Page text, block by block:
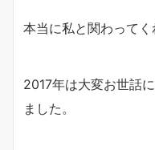
本当に私と関わってく
2017年は大変お世話
ました。